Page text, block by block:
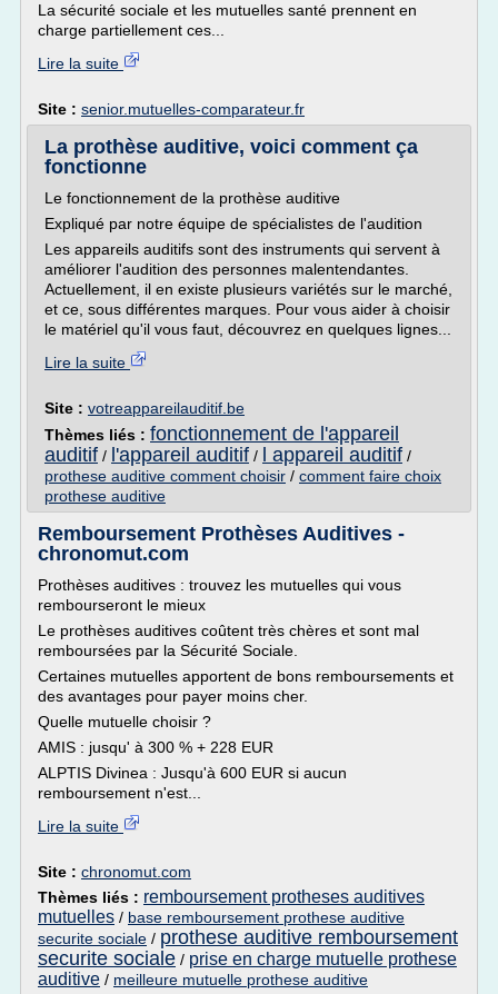
La sécurité sociale et les mutuelles santé prennent en
charge partiellement ces...
Lire la suite
Site : senior.mutuelles-comparateur.fr
La prothèse auditive, voici comment ça
fonctionne
Le fonctionnement de la prothèse auditive
Expliqué par notre équipe de spécialistes de l'audition
Les appareils auditifs sont des instruments qui servent à
améliorer l'audition des personnes malentendantes.
Actuellement, il en existe plusieurs variétés sur le marché,
et ce, sous différentes marques. Pour vous aider à choisir
le matériel qu'il vous faut, découvrez en quelques lignes...
Lire la suite
Site : votreappareilauditif.be
Thèmes liés : fonctionnement de l'appareil
auditif / l'appareil auditif / l appareil auditif /
prothese auditive comment choisir / comment faire choix
prothese auditive
Remboursement Prothèses Auditives -
chronomut.com
Prothèses auditives : trouvez les mutuelles qui vous
rembourseront le mieux
Le prothèses auditives coûtent très chères et sont mal
remboursées par la Sécurité Sociale.
Certaines mutuelles apportent de bons remboursements et
des avantages pour payer moins cher.
Quelle mutuelle choisir ?
AMIS : jusqu' à 300 % + 228 EUR
ALPTIS Divinea : Jusqu'à 600 EUR si aucun
remboursement n'est...
Lire la suite
Site : chronomut.com
Thèmes liés : remboursement protheses auditives
mutuelles / base remboursement prothese auditive
securite sociale / prothese auditive remboursement
securite sociale / prise en charge mutuelle prothese
auditive / meilleure mutuelle prothese auditive